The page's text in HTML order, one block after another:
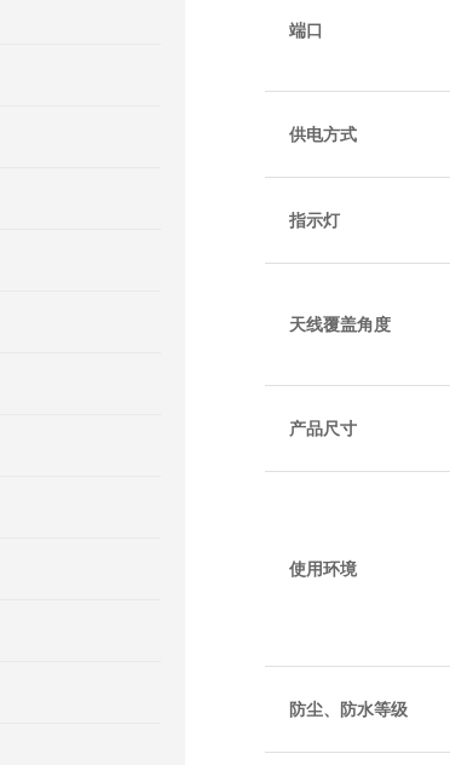
端口
供电方式
指示灯
天线覆盖角度
产品尺寸
使用环境
防尘、防水等级